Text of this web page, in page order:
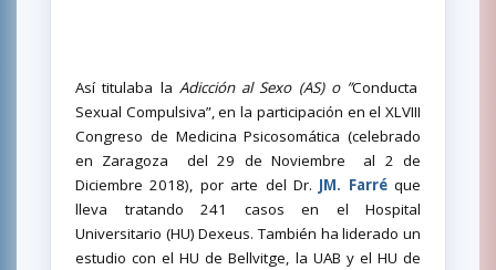
Así titulaba la Adicción al Sexo (AS) o ”Conducta
Sexual Compulsiva”, en la participación en el XLVIII
Congreso de Medicina Psicosomática (celebrado
en Zaragoza
del 29 de Noviembre
al 2 de
Diciembre 2018), por arte del Dr. JM. Farréque
lleva tratando 241 casos en el Hospital
Universitario (HU) Dexeus. También ha liderado un
estudio con el HU de Bellvitge, la UAB y el HU de